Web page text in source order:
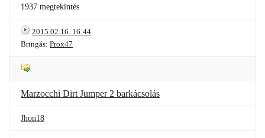
1937 megtekintés
2015.02.16. 16:44
Bringás: Prox47
Marzocchi Dirt Jumper 2 barkácsolás
Jhon18